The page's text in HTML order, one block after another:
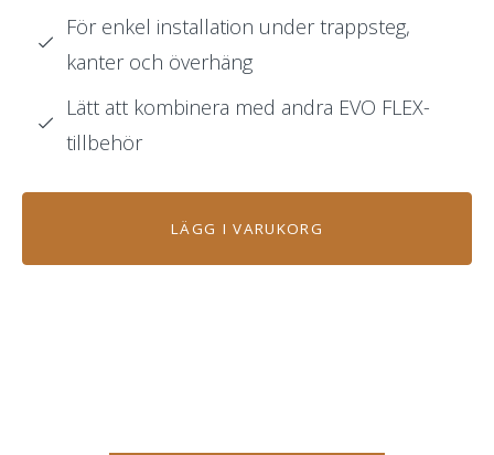
För enkel installation under trappsteg,
kanter och överhäng
Lätt att kombinera med andra EVO FLEX-
tillbehör
LÄGG I VARUKORG